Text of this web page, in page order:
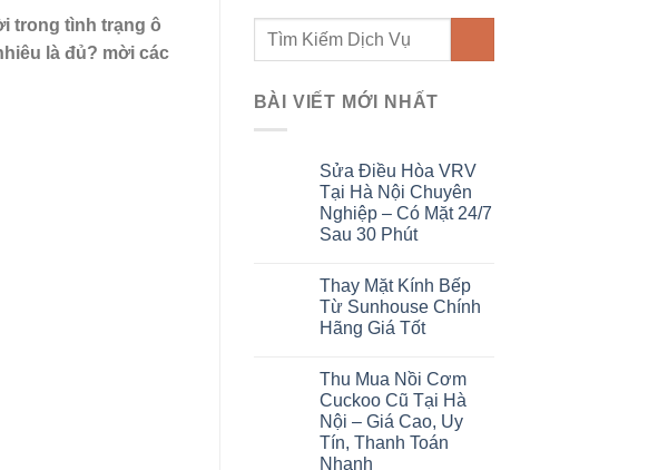
trong tình trạng ô
là đủ? mời các
BÀI VIẾT MỚI NHẤT
Sửa Điều Hòa VRV
Tại Hà Nội Chuyên
Nghiệp – Có Mặt
24/7 Sau 30 Phút
Thay Mặt Kính Bếp
Từ Sunhouse Chính
Hãng Giá Tốt
Thu Mua Nồi Cơm
Cuckoo Cũ Tại Hà
Nội – Giá Cao, Uy Tín,
Thanh Toán Nhanh